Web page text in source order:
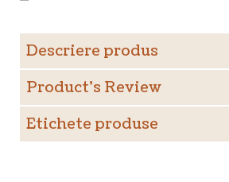
Descriere produs
Product's Review
Etichete produse